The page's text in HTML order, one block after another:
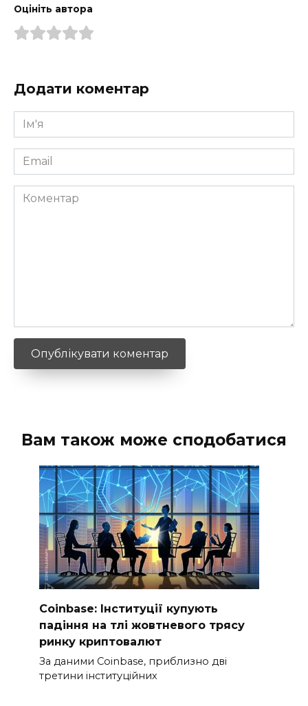
Оцініть автора
Додати коментар
Ім'я
*
Email
*
Коментар
Вам також може сподобатися
Coinbase: Інституції купують
падіння на тлі жовтневого трясу
ринку криптовалют
За даними Coinbase, приблизно дві
третини інституційних